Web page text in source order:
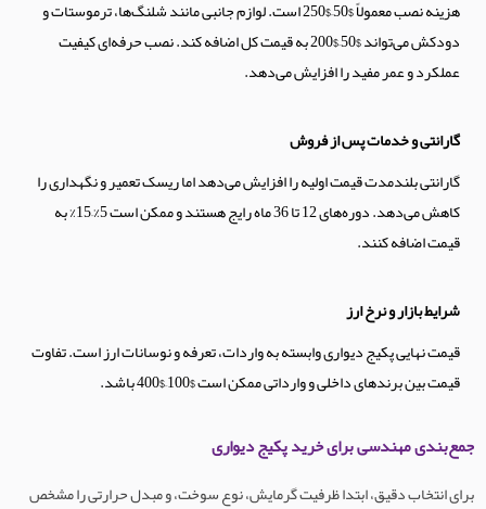
هزینه نصب معمولاً $50–$250 است. لوازم جانبی مانند شلنگ‌ها، ترموستات و
دودکش می‌تواند $50–$200 به قیمت کل اضافه کند. نصب حرفه‌ای کیفیت
عملکرد و عمر مفید را افزایش می‌دهد.
گارانتی و خدمات پس از فروش
گارانتی بلندمدت قیمت اولیه را افزایش می‌دهد اما ریسک تعمیر و نگهداری را
کاهش می‌دهد. دوره‌های 12 تا 36 ماه رایج هستند و ممکن است 5%–15% به
قیمت اضافه کنند.
شرایط بازار و نرخ ارز
قیمت نهایی پکیج دیواری وابسته به واردات، تعرفه و نوسانات ارز است. تفاوت
قیمت بین برندهای داخلی و وارداتی ممکن است $100–$400 باشد.
جمع‌بندی مهندسی برای خرید پکیج دیواری
برای انتخاب دقیق، ابتدا ظرفیت گرمایش، نوع سوخت، و مبدل حرارتی را مشخص